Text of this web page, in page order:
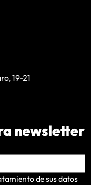
19-21
newsletter
de sus datos